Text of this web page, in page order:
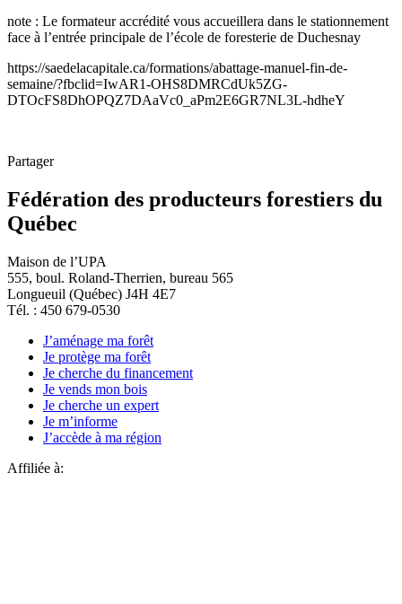
note : Le formateur accrédité vous accueillera dans le stationnement
face à l’entrée principale de l’école de foresterie de Duchesnay
https://saedelacapitale.ca/formations/abattage-manuel-fin-de-
semaine/?fbclid=IwAR1-OHS8DMRCdUk5ZG-
DTOcFS8DhOPQZ7DAaVc0_aPm2E6GR7NL3L-hdheY
Partager
Fédération des producteurs forestiers du
Québec
Maison de l’UPA
555, boul. Roland-Therrien, bureau 565
Longueuil (Québec) J4H 4E7
Tél. : 450 679-0530
J’aménage ma forêt
Je protège ma forêt
Je cherche du financement
Je vends mon bois
Je cherche un expert
Je m’informe
J’accède à ma région
Affiliée à: